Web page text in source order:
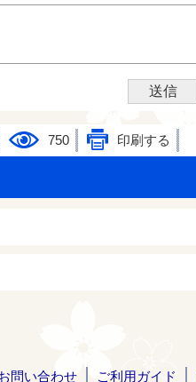
750 印刷する
問い合わせ ご利用ガイド